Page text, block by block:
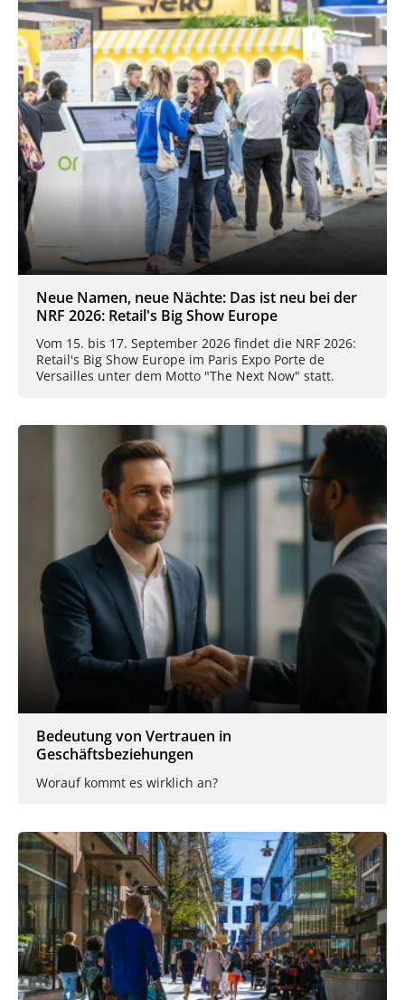
Neue Namen, neue Nächte: Das ist neu bei der
NRF 2026: Retail's Big Show Europe
Vom 15. bis 17. September 2026 findet die NRF 2026:
Retail's Big Show Europe im Paris Expo Porte de
Versailles unter dem Motto "The Next Now" statt.
Bedeutung von Vertrauen in
Geschäftsbeziehungen
Worauf kommt es wirklich an?